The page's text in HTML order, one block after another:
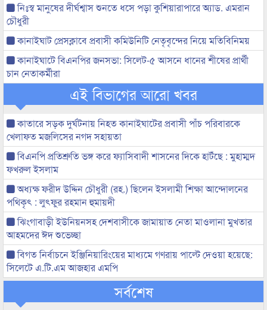
নিঃস্ব মানুষের দীর্ঘশ্বাস শুনতে ধসে পড়া কুশিয়ারাপারে অ্যাড. এমরান
চৌধুরী
কানাইঘাট প্রেসক্লাবে প্রবাসী কমিউনিটি নেতৃবৃন্দের নিয়ে মতিবিনিময়
কানাইঘাটে বিএনপির জনসভা: সিলেট-৫ আসনে ধানের শীষের প্রার্থী
চান নেতাকর্মীরা
এই বিভাগের আরো খবর
কাতারে সড়ক দুর্ঘটনায় নিহত কানাইঘাটের প্রবাসী পাঁচ পরিবারকে
খেলাফত মজলিসের নগদ সহায়তা
বিএনপি প্রতিশ্রুতি ভঙ্গ করে ফ্যাসিবাদী শাসনের দিকে হাটঁছে : মুহাম্মদ
ফখরুল ইসলাম
অধ্যক্ষ ফরীদ উদ্দিন চৌধুরী (রহ.) ছিলেন ইসলামী শিক্ষা আন্দোলনের
পথিকৃৎ : লুৎফুর রহমান হুমায়দী
ঝিংগাবাড়ী ইউনিয়নসহ দেশবাসীকে জামায়াত নেতা মাওলানা মুখতার
আহমদের ঈদ শুভেচ্ছা
বিগত নির্বাচনে ইঞ্জিনিয়ারিংয়ের মাধ্যমে গণরায় পাল্টে দেওয়া হয়েছে:
সিলেটে এ.টি.এম আজহার এমপি
সর্বশেষ